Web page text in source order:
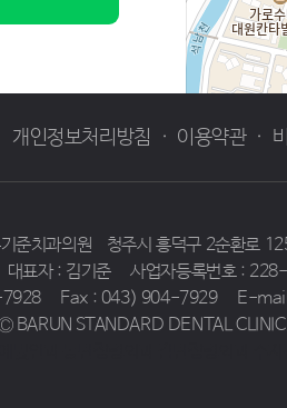
개인정보처리방침 · 이용약관 ·
준치과의원
청주시 흥덕구 2순환로
대표자 : 김기준
사업자등록번호 :
Fax : 043) 904-7929
E-
BARUN STANDARD DENTAL